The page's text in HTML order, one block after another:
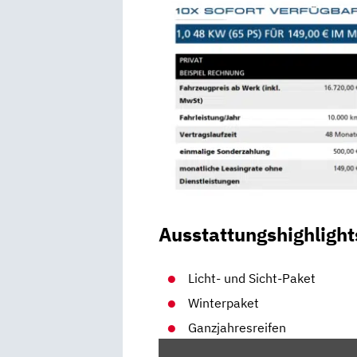
Licht- und Sicht-Paket
Winterpaket
Ganzjahresreifen